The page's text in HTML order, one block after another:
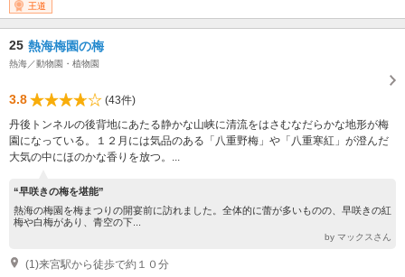
王道
25 熱海梅園の梅
熱海／動物園・植物園
3.8
(43件)
丹後トンネルの後背地にあたる静かな山峡に清流をはさむなだらかな地形が梅
園になっている。１２月には気品のある「八重野梅」や「八重寒紅」が澄んだ
大気の中にほのかな香りを放つ。...
“早咲きの梅を堪能”
熱海の梅園を梅まつりの開宴前に訪れました。全体的に蕾が多いものの、早咲きの紅
梅や白梅があり、青空の下...
by マックスさん
(1)来宮駅から徒歩で約１０分